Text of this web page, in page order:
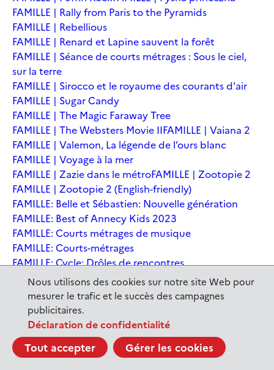
Nous utilisons des cookies sur notre site Web pour
mesurer le trafic et le succès des campagnes
publicitaires.
Déclaration de confidentialité
Tout accepter Gérer les cookies
FAMILLE | Rally from Paris to the Pyramids
FAMILLE | Rebellious
FAMILLE | Renard et Lapine sauvent la forêt
FAMILLE | Séance de courts métrages : Sous le ciel,
sur la terre
FAMILLE | Sirocco et le royaume des courants d'air
FAMILLE | Sugar Candy
FAMILLE | The Magic Faraway Tree
FAMILLE | The Websters Movie IIFAMILLE | Vaiana 2
FAMILLE | Valemon, La légende de l’ours blanc
FAMILLE | Voyage à la mer
FAMILLE | Zazie dans le métroFAMILLE | Zootopie 2
FAMILLE | Zootopie 2 (English-friendly)
FAMILLE: Belle et Sébastien: Nouvelle génération
FAMILLE: Best of Annecy Kids 2023
FAMILLE: Courts métrages de musique
FAMILLE: Courts-métrages
FAMILLE: Cycle: Drôles de rencontres
FAMILLE: En sortant de l'école - Andrée Chedid
FAMILLE: Ernest et Célestine: Le voyage en Charabie
FAMILLE: Festival International du court métrage
Clermont-Ferrand
FAMILLE: Kina et Yuk, renards de la banquise
FAMILLE: La Pat' Patrouille : La Super Patrouille, le film